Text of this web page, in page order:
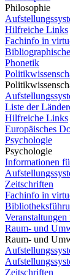
Philosophie
Hilfreiche Links
Fachinfo in
Phonetik
Liste der
Hilfreiche Links
Europäisches
Psychologie
Psychologie
Informationen
Zeitschriften
Fachinfo in
Raum- und
Raum- und
Zeitschriften